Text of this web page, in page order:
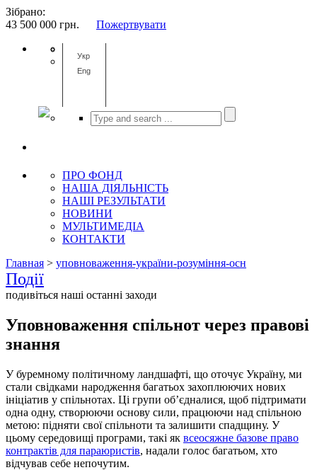
Зібрано:
43 500 000 грн. Пожертвувати
Укр
Eng
ПРО ФОНД
НАША ДІЯЛЬНІСТЬ
НАШІ РЕЗУЛЬТАТИ
НОВИНИ
МУЛЬТИМЕДІА
КОНТАКТИ
Главная > уповноваження-україни-розуміння-осн
Події
подивіться наші останні заходи
Уповноваження спільнот через правові
знання
У буремному політичному ландшафті, що оточує Україну, ми
стали свідками народження багатьох захоплюючих нових
ініціатив у спільнотах. Ці групи об’єдналися, щоб підтримати
одна одну, створюючи основу сили, працюючи над спільною
метою: підняти свої спільноти та залишити спадщину. У
цьому середовищі програми, такі як всеосяжне базове право
контрактів для параюристів, надали голос багатьом, хто
відчував себе непочутим.